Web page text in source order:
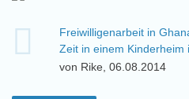
Freiwilligenarbeit in
Zeit in einem Kinderheim
von Rike, 06.08.2014